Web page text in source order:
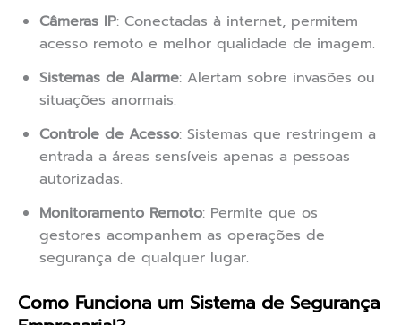
Câmeras IP: Conectadas à internet, permitem
acesso remoto e melhor qualidade de imagem.
Sistemas de Alarme: Alertam sobre invasões ou
situações anormais.
Controle de Acesso: Sistemas que restringem a
entrada a áreas sensíveis apenas a pessoas
autorizadas.
Monitoramento Remoto: Permite que os
gestores acompanhem as operações de
segurança de qualquer lugar.
Como Funciona um Sistema de Segurança